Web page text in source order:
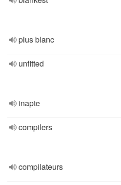
plus blanc
unfitted
inapte
compilers
compilateurs